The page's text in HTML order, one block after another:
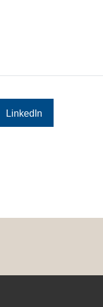
LinkedIn